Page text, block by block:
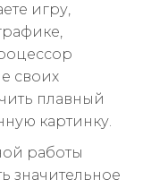
игру,
своих
плавный
картинку.
работы
значительное